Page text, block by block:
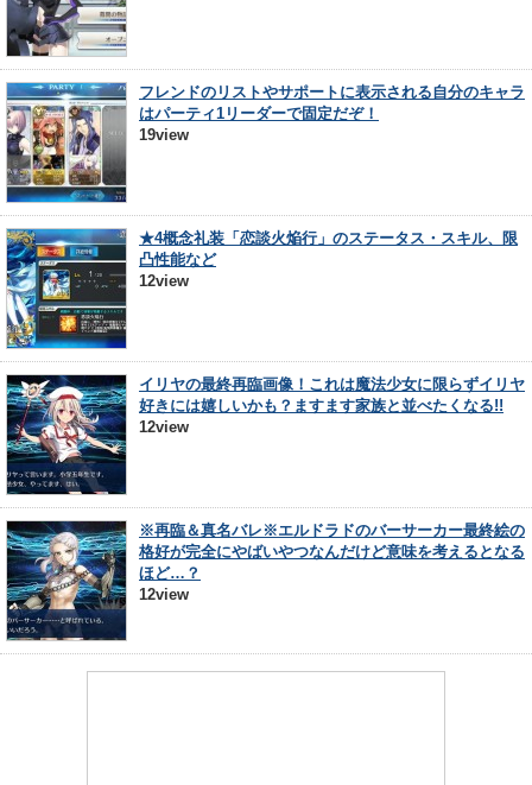
フレンドのリストやサポートに表示される自分のキャラ
はパーティ1リーダーで固定だぞ！
19view
★4概念礼装「恋談火焔行」のステータス・スキル、限
凸性能など
12view
イリヤの最終再臨画像！これは魔法少女に限らずイリヤ
好きには嬉しいかも？ますます家族と並べたくなる!!
12view
※再臨＆真名バレ※エルドラドのバーサーカー最終絵の
格好が完全にやばいやつなんだけど意味を考えるとなる
ほど…？
12view